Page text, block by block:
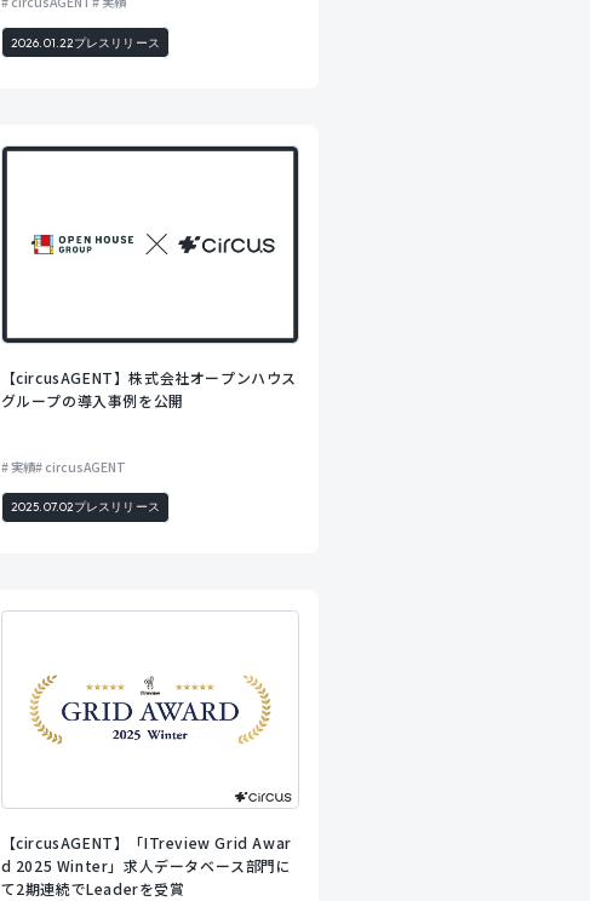
2026.01.22プレスリリース
【circusAGENT】株式会社オープンハウス
グループの導入事例を公開
実績 circusAGENT
2025.07.02プレスリリース
【circusAGENT】「ITreview Grid Awar
d 2025 Winter」求人データベース部門に
て2期連続でLeaderを受賞